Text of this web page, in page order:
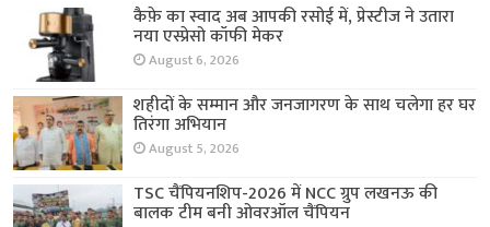
कैफ़े का स्वाद अब आपकी रसोई में, प्रेस्टीज ने उतारा
नया एस्प्रेसो कॉफी मेकर
August 6, 2026
शहीदों के सम्मान और जनजागरण के साथ चलेगा हर घर
तिरंगा अभियान
August 5, 2026
TSC चैंपियनशिप-2026 में NCC ग्रुप लखनऊ की
बालक टीम बनी ओवरऑल चैंपियन